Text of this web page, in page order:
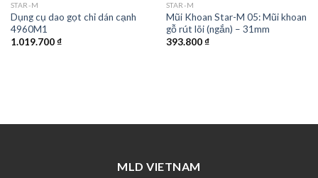
STAR-M
Dụng cụ dao gọt chỉ dán cạnh
4960M1
1.019.700₫
STAR-M
Mũi Khoan Star-M 05: Mũi khoan
gỗ rút lõi (ngắn) – 31mm
393.800₫
MLD VIETNAM